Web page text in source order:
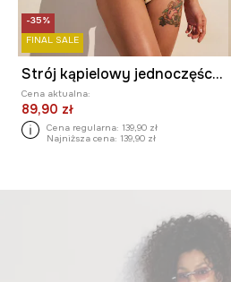
-35%
FINAL SALE
Strój kąpielowy jednoczęściowy damski z motywem roślinnym
Cena aktualna:
89,90 zł
Cena regularna: 139,90 zł
Najniższa cena: 139,90 zł